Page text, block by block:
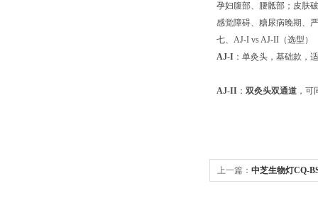
孕妇腹部、腰骶部；皮肤
感觉障碍、糖尿病晚期、
七、AJ‑I vs AJ‑II（选型）
AJ‑I ：单灸头，基础款，
AJ‑II ： 双灸头双通道 ，
上一篇： 中芝生物灯